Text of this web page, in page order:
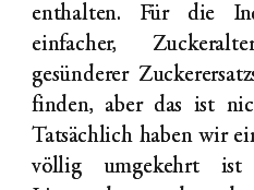
enthalten. Für die
einfacher,
gesünderer
finden, aber das ist
Tatsächlich haben wir
völlig umgekehrt